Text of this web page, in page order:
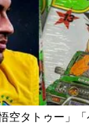
空タトゥー」